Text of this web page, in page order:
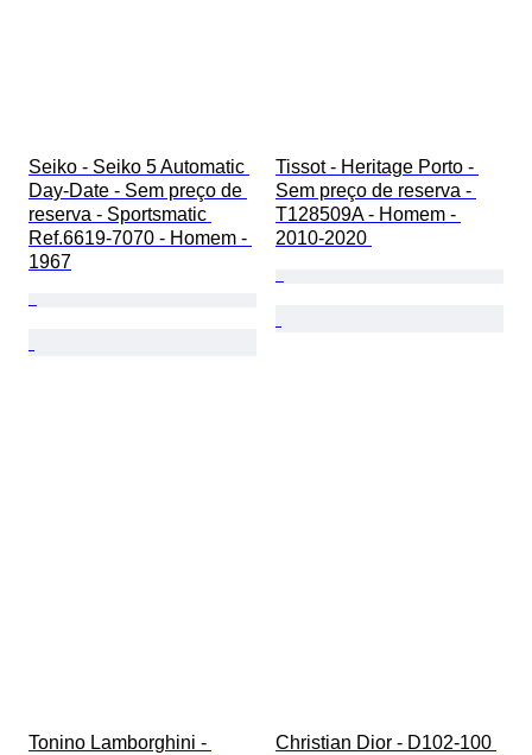
Seiko - Seiko 5 Automatic
Day-Date - Sem preço de
reserva - Sportsmatic
Ref.6619-7070 - Homem -
1967
Tissot - Heritage Porto -
Sem preço de reserva -
T128509A - Homem -
2010-2020
Tonino Lamborghini -
Christian Dior - D102-100